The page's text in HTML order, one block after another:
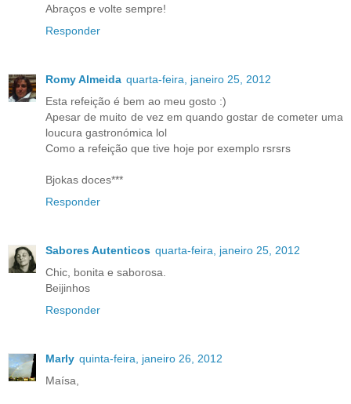
Abraços e volte sempre!
Responder
Romy Almeida quarta-feira, janeiro 25, 2012
Esta refeição é bem ao meu gosto :)
Apesar de muito de vez em quando gostar de cometer uma
loucura gastronómica lol
Como a refeição que tive hoje por exemplo rsrsrs
Bjokas doces***
Responder
Sabores Autenticos quarta-feira, janeiro 25, 2012
Chic, bonita e saborosa.
Beijinhos
Responder
Marly quinta-feira, janeiro 26, 2012
Maísa,